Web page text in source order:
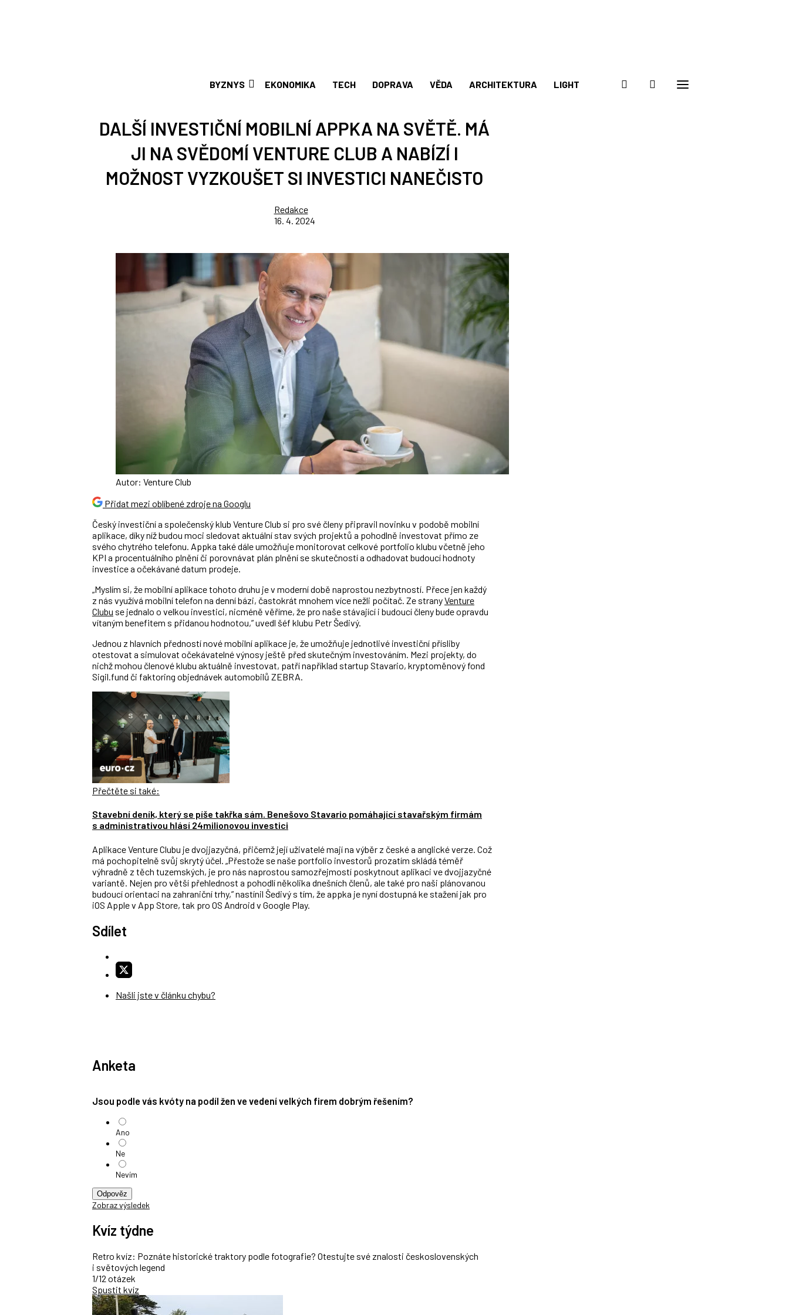
BYZNYS EKONOMIKA TECH DOPRAVA VĚDA ARCHITEKTURA LIGHT
DALŠÍ INVESTIČNÍ MOBILNÍ APPKA NA SVĚTĚ. MÁ
JI NA SVĚDOMÍ VENTURE CLUB A NABÍZÍ I
MOŽNOST VYZKOUŠET SI INVESTICI NANEČISTO
Redakce
16. 4. 2024
Autor: Venture Club
Přidat mezi oblíbené zdroje na Googlu
Český investiční a společenský klub Venture Club si pro své členy připravil novinku v podobě mobilní
aplikace, díky níž budou moci sledovat aktuální stav svých projektů a pohodlně investovat přímo ze
svého chytrého telefonu. Appka také dále umožňuje monitorovat celkové portfolio klubu včetně jeho
KPI a procentuálního plnění či porovnávat plán plnění se skutečností a odhadovat budoucí hodnoty
investice a očekávané datum prodeje.
„Myslím si, že mobilní aplikace tohoto druhu je v moderní době naprostou nezbytností. Přece jen každý
z nás využívá mobilní telefon na denní bázi, častokrát mnohem více nežli počítač. Ze stranyVenture
Clubu se jednalo o velkou investici, nicméně věříme, že pro naše stávající i budoucí členy bude opravdu
vítaným benefitem s přidanou hodnotou,” uvedl šéf klubu Petr Šedivý.
Jednou z hlavních předností nové mobilní aplikace je, že umožňuje jednotlivé investiční přísliby
otestovat a simulovat očekávatelné výnosy ještě před skutečným investováním. Mezi projekty, do
nichž mohou členové klubu aktuálně investovat, patří například startup Stavario, kryptoměnový fond
Sigil.fund či faktoring objednávek automobilů ZEBRA.
Přečtěte si také:
Stavební deník, který se píše takřka sám. Benešovo Stavario pomáhající stavařským firmám
s administrativou hlásí 24milionovou investici
Aplikace Venture Clubu je dvojjazyčná, přičemž její uživatelé mají na výběr z české a anglické verze. Což
má pochopitelně svůj skrytý účel. „Přestože se naše portfolio investorů prozatím skládá téměř
výhradně z těch tuzemských, je pro nás naprostou samozřejmostí poskytnout aplikaci ve dvojjazyčné
variantě. Nejen pro větší přehlednost a pohodlí několika dnešních členů, ale také pro naši plánovanou
budoucí orientaci na zahraniční trhy,” nastínil Šedivý s tím, že appka je nyní dostupná ke stažení jak pro
iOS Apple v App Store, tak pro OS Android v Google Play.
Sdílet
Našli jste v článku chybu?
Anketa
Jsou podle vás kvóty na podíl žen ve vedení velkých firem dobrým řešením?
Ano
Ne
Nevím
Odpověz
Zobraz výsledek
Kvíz týdne
Retro kvíz: Poznáte historické traktory podle fotografie? Otestujte své znalosti československých
i světových legend
1/12 otázek
Spustit kvíz